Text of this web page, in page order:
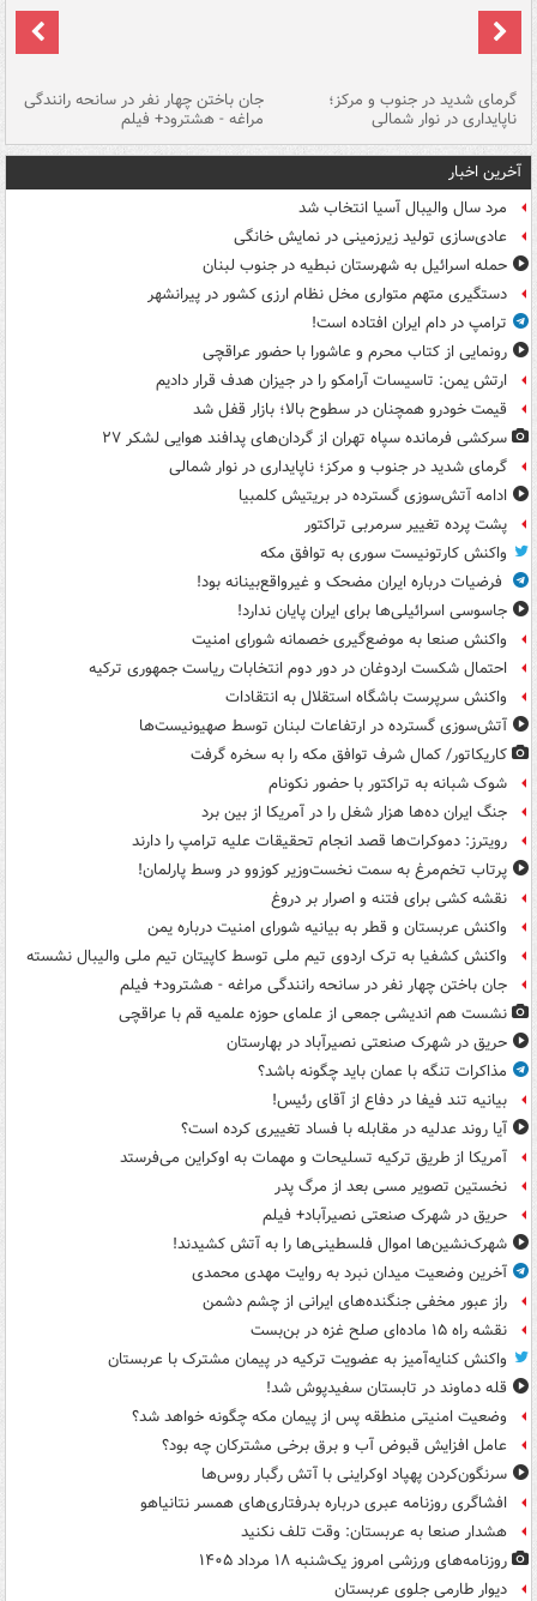
گرمای شدید در جنوب و مرکز؛
ناپایداری در نوار شمالی
جان باختن چهار نفر در سانحه رانندگی
مراغه - هشترود+ فیلم
آخرین اخبار
مرد سال والیبال آسیا انتخاب شد
عادی‌سازی تولید زیرزمینی در نمایش خانگی
حمله اسرائیل به شهرستان نبطیه در جنوب لبنان
دستگیری متهم متواری مخل نظام ارزی کشور در پیرانشهر
ترامپ در دام ایران افتاده است!
رونمایی از کتاب محرم و عاشورا با حضور عراقچی
ارتش یمن: تاسیسات آرامکو را در جیزان هدف قرار دادیم
قیمت خودرو همچنان در سطوح بالا؛ بازار قفل شد
سرکشی فرمانده سپاه تهران از گردان‌های پدافند هوایی لشکر ۲۷
گرمای شدید در جنوب و مرکز؛ ناپایداری در نوار شمالی
ادامه آتش‌سوزی گسترده در بریتیش کلمبیا
پشت پرده تغییر سرمربی تراکتور
واکنش کارتونیست سوری به توافق مکه
فرضیات درباره ایران مضحک و غیرواقع‌بینانه بود!
جاسوسی اسرائیلی‌ها برای ایران پایان ندارد!
واکنش صنعا به موضع‌گیری خصمانه شورای امنیت
احتمال شکست اردوغان در دور دوم انتخابات ریاست جمهوری ترکیه
واکنش سرپرست باشگاه استقلال به انتقادات
آتش‌سوزی گسترده در ارتفاعات لبنان توسط صهیونیست‌ها
کاریکاتور/ کمال شرف توافق مکه را به سخره گرفت
شوک شبانه به تراکتور با حضور نکونام
جنگ ایران ده‌ها هزار شغل را در آمریکا از بین برد
رویترز: دموکرات‌ها قصد انجام تحقیقات علیه ترامپ را دارند
پرتاب تخم‌مرغ به سمت نخست‌وزیر کوزوو در وسط پارلمان!
نقشه کشی برای فتنه و اصرار بر دروغ
واکنش عربستان و قطر به بیانیه شورای امنیت درباره یمن
واکنش کشفیا به ترک اردوی تیم ملی توسط کاپیتان تیم ملی والیبال نشسته
جان باختن چهار نفر در سانحه رانندگی مراغه - هشترود+ فیلم
نشست هم اندیشی جمعی از علمای حوزه علمیه قم با عراقچی
حریق در شهرک صنعتی نصیرآباد در بهارستان
مذاکرات تنگه با عمان باید چگونه باشد؟
بیانیه تند فیفا در دفاع از آقای رئیس!
آیا روند عدلیه در مقابله با فساد تغییری کرده است؟
آمریکا از طریق ترکیه تسلیحات و مهمات به اوکراین می‌فرستد
نخستین تصویر مسی بعد از مرگ پدر
حریق در شهرک صنعتی نصیرآباد+ فیلم
شهرک‌نشین‌ها اموال فلسطینی‌ها را به آتش کشیدند!
آخرین وضعیت میدان نبرد به روایت مهدی محمدی
راز عبور مخفی جنگنده‌های ایرانی از چشم دشمن
نقشه راه ۱۵ ماده‌ای صلح غزه در بن‌بست
واکنش کنایه‌آمیز به عضویت ترکیه در پیمان مشترک با عربستان
قله دماوند در تابستان سفیدپوش شد!
وضعیت امنیتی منطقه پس از پیمان مکه چگونه خواهد شد؟
عامل افزایش قبوض آب و برق برخی مشترکان چه بود؟
سرنگون‌کردن پهپاد اوکراینی با آتش رگبار روس‌ها
افشاگری روزنامه عبری درباره بدرفتاری‌های همسر نتانیاهو
هشدار صنعا به عربستان: وقت تلف نکنید
روزنامه‌های ورزشی امروز یک‌شنبه ۱۸ مرداد ۱۴۰۵
دیوار طارمی جلوی عربستان